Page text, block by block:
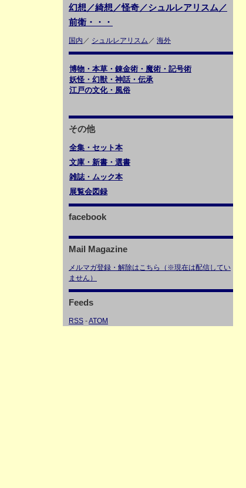
幻想／綺想／怪奇／シュルレアリスム／
前衛・・・
国内 ／ シュルレアリスム ／ 海外
博物・本草・錬金術・魔術・記号術
妖怪・幻獣・神話・伝承
江戸の文化・風俗
その他
全集・セット本
文庫・新書・選書
雑誌・ムック本
展覧会図録
facebook
Mail Magazine
メルマガ登録・解除はこちら（※現在は配信してい
ません）
Feeds
RSS -ATOM